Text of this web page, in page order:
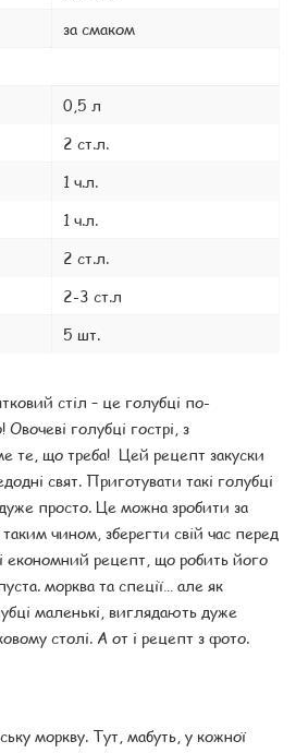
за смаком
0,5 л
2 ст.л.
1 ч.л.
1 ч.л.
2 ст.л.
2-3 ст.л
5 шт.
стіл – це голубці по-
голубці гострі, з
те, що треба! Цей рецепт закуски
свят. Приготувати такі голубці
просто. Це можна зробити за
таким чином, зберегти свій час перед
економний рецепт, що робить його
морква та спеції… але як
маленькі, виглядають дуже
столі. А от і рецепт з фото.
моркву. Тут, мабуть, у кожної